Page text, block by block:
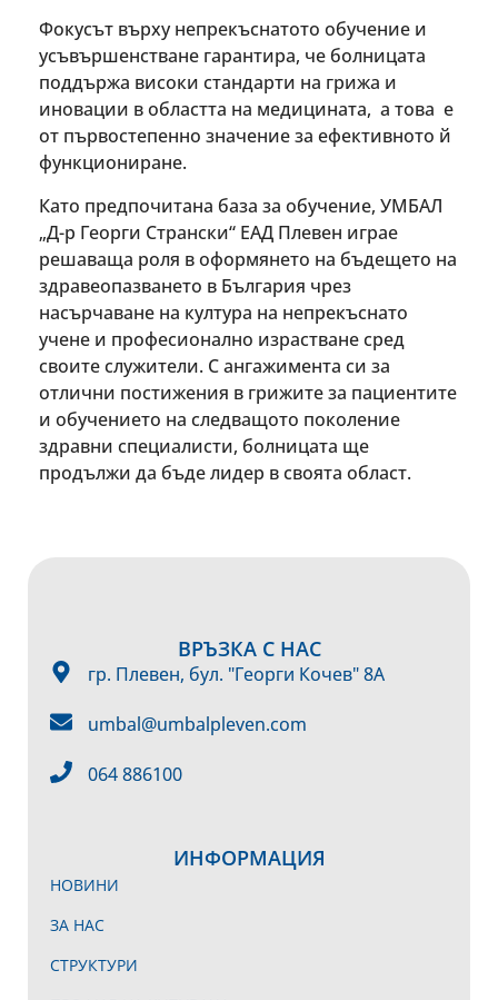
Фокусът върху непрекъснатото обучение и
усъвършенстване гарантира, че болницата
поддържа високи стандарти на грижа и
иновации в областта на медицината, а това е
от първостепенно значение за ефективното й
функциониране.
Като предпочитана база за обучение, УМБАЛ
„Д-р Георги Странски“ ЕАД Плевен играе
решаваща роля в оформянето на бъдещето на
здравеопазването в България чрез
насърчаване на култура на непрекъснато
учене и професионално израстване сред
своите служители. С ангажимента си за
отлични постижения в грижите за пациентите
и обучението на следващото поколение
здравни специалисти, болницата ще
продължи да бъде лидер в своята област.
ИНФОРМАЦИЯ
НОВИНИ
ЗА НАС
СТРУКТУРИ
ВРЪЗКА С НАС
гр. Плевен, бул. "Георги Кочев" 8А
umbal@umbalpleven.com
064 886100